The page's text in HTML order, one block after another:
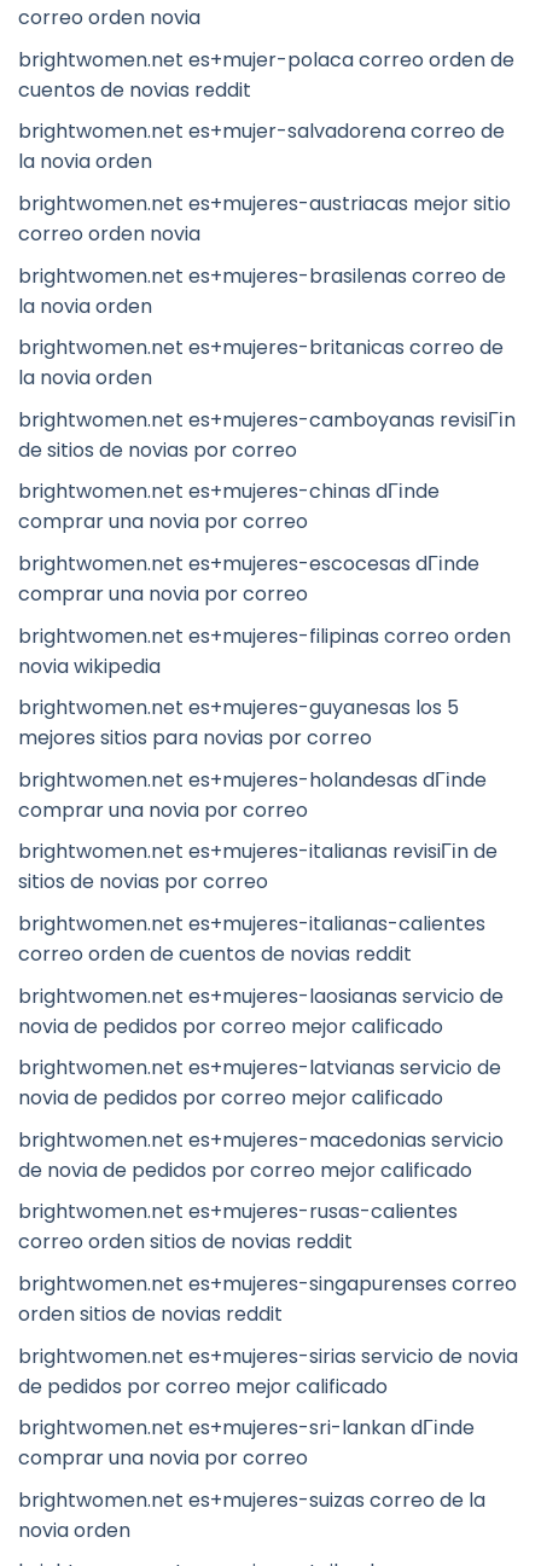
correo orden novia
brightwomen.net es+mujer-polaca correo orden de
cuentos de novias reddit
brightwomen.net es+mujer-salvadorena correo de
la novia orden
brightwomen.net es+mujeres-austriacas mejor sitio
correo orden novia
brightwomen.net es+mujeres-brasilenas correo de
la novia orden
brightwomen.net es+mujeres-britanicas correo de
la novia orden
brightwomen.net es+mujeres-camboyanas revisiГіn
de sitios de novias por correo
brightwomen.net es+mujeres-chinas dГіnde
comprar una novia por correo
brightwomen.net es+mujeres-escocesas dГіnde
comprar una novia por correo
brightwomen.net es+mujeres-filipinas correo orden
novia wikipedia
brightwomen.net es+mujeres-guyanesas los 5
mejores sitios para novias por correo
brightwomen.net es+mujeres-holandesas dГіnde
comprar una novia por correo
brightwomen.net es+mujeres-italianas revisiГіn de
sitios de novias por correo
brightwomen.net es+mujeres-italianas-calientes
correo orden de cuentos de novias reddit
brightwomen.net es+mujeres-laosianas servicio de
novia de pedidos por correo mejor calificado
brightwomen.net es+mujeres-latvianas servicio de
novia de pedidos por correo mejor calificado
brightwomen.net es+mujeres-macedonias servicio
de novia de pedidos por correo mejor calificado
brightwomen.net es+mujeres-rusas-calientes
correo orden sitios de novias reddit
brightwomen.net es+mujeres-singapurenses correo
orden sitios de novias reddit
brightwomen.net es+mujeres-sirias servicio de novia
de pedidos por correo mejor calificado
brightwomen.net es+mujeres-sri-lankan dГіnde
comprar una novia por correo
brightwomen.net es+mujeres-suizas correo de la
novia orden